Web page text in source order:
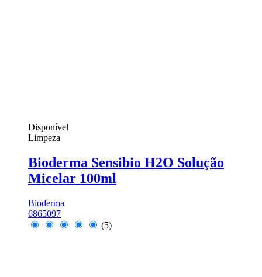
Disponível
Limpeza
Bioderma Sensibio H2O Solução
Micelar 100ml
Bioderma
6865097
(5)